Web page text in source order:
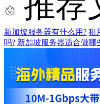
新加坡服务器有什么用? 租
吗? 新加坡服务器适合做哪